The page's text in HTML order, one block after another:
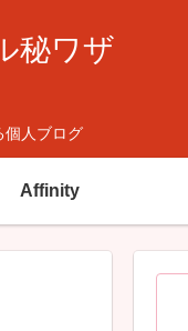
秘ワザ
個人ブログ
Affinity